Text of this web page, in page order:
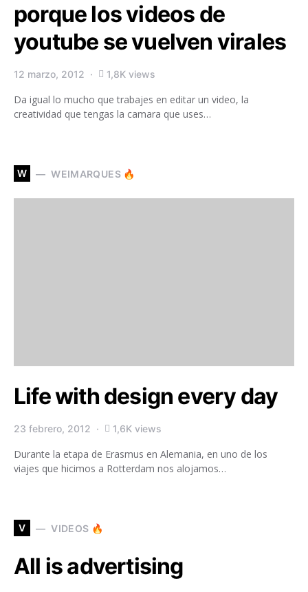
porque los videos de
youtube se vuelven virales
12 marzo, 2012 1,8K views
Da igual lo mucho que trabajes en editar un video, la
creatividad que tengas la camara que uses…
W WEIMARQUES 🔥
Life with design every day
23 febrero, 2012 1,6K views
Durante la etapa de Erasmus en Alemania, en uno de los
viajes que hicimos a Rotterdam nos alojamos…
V VIDEOS 🔥
All is advertising